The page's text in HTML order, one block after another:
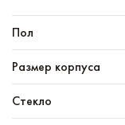
Пол
Размер корпуса
Стекло